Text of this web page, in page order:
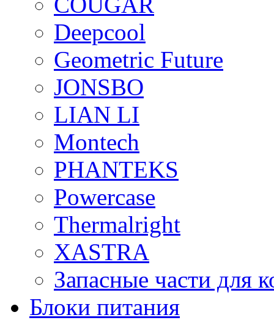
Deepcool
Geometric Future
JONSBO
LIAN LI
Montech
PHANTEKS
Powercase
Thermalright
XASTRA
Запасные части для
Блоки питания